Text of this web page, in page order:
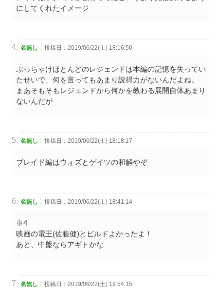
にしてくれたイメージ
名無し : 投稿日：2019/06/22(土) 18:16:50
ぶっちゃけほとんどのレジェンドは本編の記憶を失ってい
たせいで、何を言ってもあまり説得力がないんだよね。
まあそもそもレジェンドから何かを教わる展開自体あまり
ないんだが
名無し : 投稿日：2019/06/22(土) 18:18:17
ブレイド編はウォズとゲイツの和解やぞ
名無し : 投稿日：2019/06/22(土) 18:41:14
※4
映画の電王(佐藤健)とビルドよかったよ！
あと、中盤ならアギトかな
名無し : 投稿日：2019/06/22(土) 19:54:15